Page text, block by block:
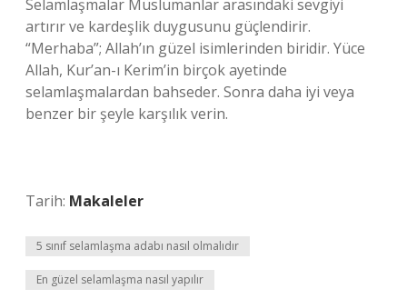
Selamlaşmalar Müslümanlar arasındaki sevgiyi
artırır ve kardeşlik duygusunu güçlendirir.
“Merhaba”; Allah’ın güzel isimlerinden biridir. Yüce
Allah, Kur’an-ı Kerim’in birçok ayetinde
selamlaşmalardan bahseder. Sonra daha iyi veya
benzer bir şeyle karşılık verin.
Tarih: Makaleler
5 sınıf selamlaşma adabı nasıl olmalıdır
En güzel selamlaşma nasıl yapılır